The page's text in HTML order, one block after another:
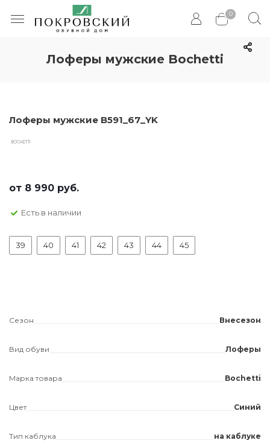
0
Лоферы мужские Bochetti
Лоферы мужские В591_67_YK
от 8 990 руб.
Есть в наличии
39 40 41 42 43 44 45
Сезон Внесезон
Вид обуви Лоферы
Марка товара Bochetti
Цвет Синий
Тип каблука на каблуке